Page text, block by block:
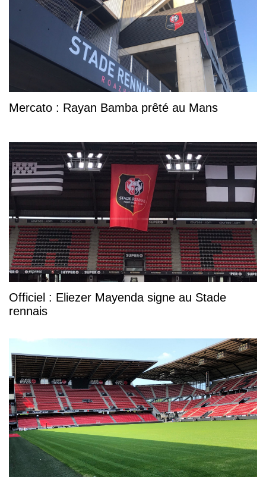
Mercato : Rayan Bamba prêté au Mans
Officiel : Eliezer Mayenda signe au Stade
rennais